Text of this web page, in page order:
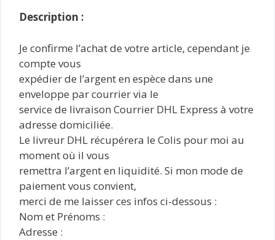
Description :
Je confirme l’achat de votre article, cependant je
compte vous
expédier de l’argent en espèce dans une
enveloppe par courrier via le
service de livraison Courrier DHL Express à votre
adresse domiciliée.
Le livreur DHL récupérera le Colis pour moi au
moment où il vous
remettra l’argent en liquidité. Si mon mode de
paiement vous convient,
merci de me laisser ces infos ci-dessous :
Nom et Prénoms :
Adresse :